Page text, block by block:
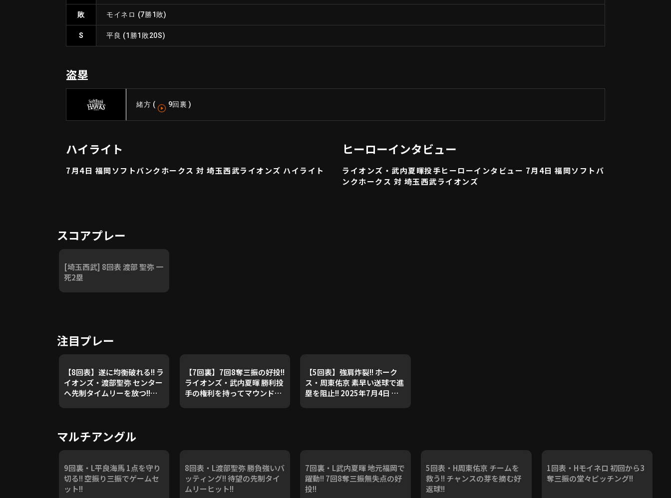
敗 モイネロ (7勝1敗)
S 平良 (1勝1敗20S)
盗塁
緒方 ( 9回裏 )
ハイライト
7月4日 福岡ソフトバンクホークス 対 埼玉西武ライオンズ ハイライト
ヒーローインタビュー
ライオンズ・武内夏暉投手ヒーローインタビュー 7月4日 福岡ソフトバ
ンクホークス 対 埼玉西武ライオンズ
スコアプレー
[埼玉西武] 8回表 渡部 聖弥 一
死2塁
注目プレー
【8回表】遂に均衡破れる!! ラ
イオンズ・渡部聖弥 センター
へ先制タイムリーを放つ!!
【7回裏】7回8奪三振の好投!!
ライオンズ・武内夏暉 勝利投
手の権利を持ってマウンドを
【5回表】強肩炸裂!! ホーク
ス・周東佑京 素早い送球で進
塁を阻止!! 2025年7月4日 福
マルチアングル
9回裏・L平良海馬 1点を守り
切る!! 空振り三振でゲームセ
ット!!
8回表・L渡部聖弥 勝負強いバ
ッティング!! 待望の先制タイ
ムリーヒット!!
7回裏・L武内夏暉 地元福岡で
躍動!! 7回8奪三振無失点の好
投!!
5回表・H周東佑京 チームを
救う!! チャンスの芽を摘む好
返球!!
1回表・Hモイネロ 初回から3
奪三振の堂々ピッチング!!